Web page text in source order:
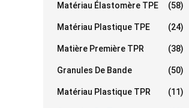
Matériau Élastomère TPE (58)
Matériau Plastique TPE (24)
Matière Première TPR (38)
Granules De Bande (50)
Matériau Plastique TPR (11)